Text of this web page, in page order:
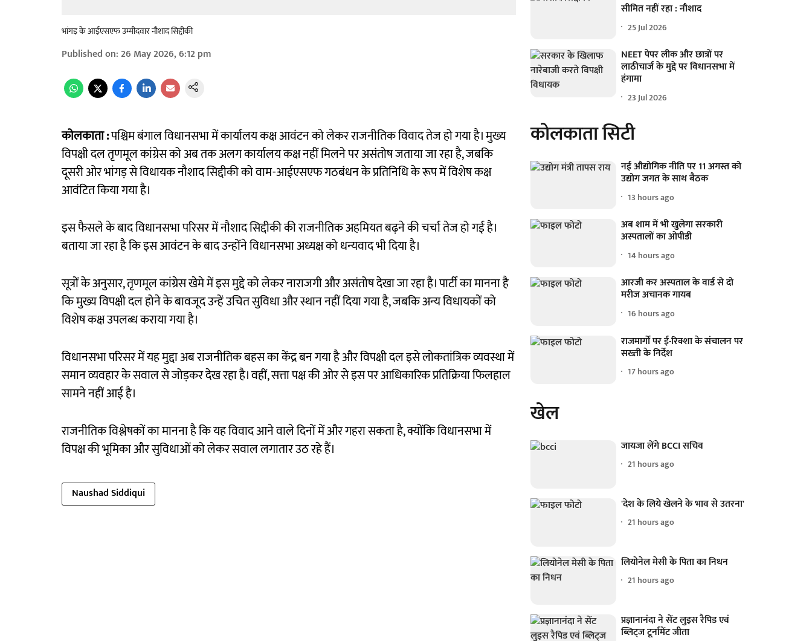
भांगड़ के आईएसएफ उम्मीदवार नौशाद सिद्दीकी
Published on:26 May 2026, 6:12 pm
कोलकाता :पश्चिम बंगाल विधानसभा में कार्यालय कक्ष आवंटन को लेकर राजनीतिक विवाद तेज हो गया है। मुख्य
विपक्षी दल तृणमूल कांग्रेस को अब तक अलग कार्यालय कक्ष नहीं मिलने पर असंतोष जताया जा रहा है, जबकि
दूसरी ओर भांगड़ से विधायक नौशाद सिद्दीकी को वाम-आईएसएफ गठबंधन के प्रतिनिधि के रूप में विशेष कक्ष
आवंटित किया गया है।
इस फैसले के बाद विधानसभा परिसर में नौशाद सिद्दीकी की राजनीतिक अहमियत बढ़ने की चर्चा तेज हो गई है।
बताया जा रहा है कि इस आवंटन के बाद उन्होंने विधानसभा अध्यक्ष को धन्यवाद भी दिया है।
सूत्रों के अनुसार, तृणमूल कांग्रेस खेमे में इस मुद्दे को लेकर नाराजगी और असंतोष देखा जा रहा है। पार्टी का मानना है
कि मुख्य विपक्षी दल होने के बावजूद उन्हें उचित सुविधा और स्थान नहीं दिया गया है, जबकि अन्य विधायकों को
विशेष कक्ष उपलब्ध कराया गया है।
विधानसभा परिसर में यह मुद्दा अब राजनीतिक बहस का केंद्र बन गया है और विपक्षी दल इसे लोकतांत्रिक व्यवस्था में
समान व्यवहार के सवाल से जोड़कर देख रहा है। वहीं, सत्ता पक्ष की ओर से इस पर आधिकारिक प्रतिक्रिया फिलहाल
सामने नहीं आई है।
राजनीतिक विश्लेषकों का मानना है कि यह विवाद आने वाले दिनों में और गहरा सकता है, क्योंकि विधानसभा में
विपक्ष की भूमिका और सुविधाओं को लेकर सवाल लगातार उठ रहे हैं।
Naushad Siddiqui
सीमित नहीं रहा : नौशाद
25 Jul 2026
NEET पेपर लीक और छात्रों पर
लाठीचार्ज के मुद्दे पर विधानसभा में
हंगामा
23 Jul 2026
कोलकाता सिटी
नई औद्योगिक नीति पर 11 अगस्त को
उद्योग जगत के साथ बैठक
13 hours ago
अब शाम में भी खुलेगा सरकारी
अस्पतालों का ओपीडी
14 hours ago
आरजी कर अस्पताल के वार्ड से दो
मरीज अचानक गायब
16 hours ago
राजमार्गों पर ई-रिक्शा के संचालन पर
सख्ती के निर्देश
17 hours ago
खेल
जायजा लेंगे BCCI सचिव
21 hours ago
'देश के लिये खेलने के भाव से उतरना'
21 hours ago
लियोनेल मेसी के पिता का निधन
21 hours ago
प्रज्ञानानंदा ने सेंट लुइस रैपिड एवं
ब्लिट्ज टूर्नामेंट जीता